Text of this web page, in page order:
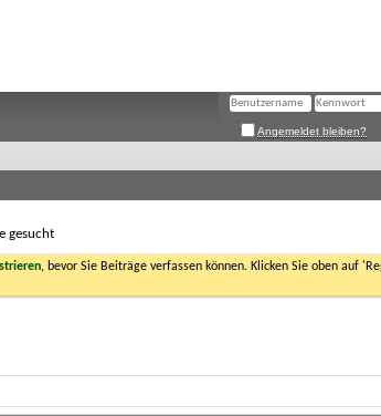
Angemeldet bleiben?
gesucht
, bevor Sie Beiträge verfassen können. Klicken Sie oben auf